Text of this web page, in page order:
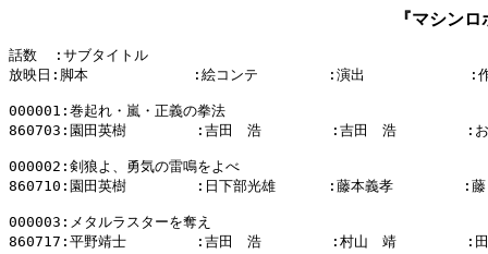
『マシン
話数  :サブタイトル
放映日:脚本            :絵コンテ        :演出            :作
000001:巻起れ・嵐・正義の拳法
860703:園田英樹        :吉田　浩        :吉田　浩        :おー
000002:剣狼よ、勇気の雷鳴をよべ
860710:園田英樹        :日下部光雄      :藤本義孝        :藤
000003:メタルラスターを奪え
860717:平野靖士        :吉田　浩        :村山　靖        :田